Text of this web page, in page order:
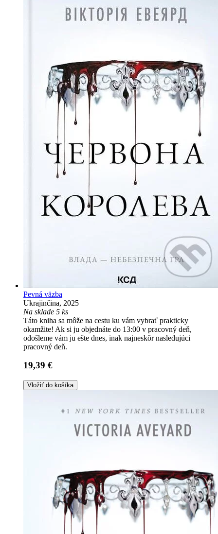
Pevná väzba
Ukrajinčina, 2025
Na sklade 5 ks
Táto kniha sa môže na cestu ku vám vybrať prakticky
okamžite! Ak si ju objednáte do 13:00 v pracovný deň,
odošleme vám ju ešte dnes, inak najneskôr nasledujúci
pracovný deň.
19,39 €
Vložiť do košíka